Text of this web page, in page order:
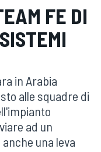
FE DI
in Arabia
alle squadre di
ad un
una leva